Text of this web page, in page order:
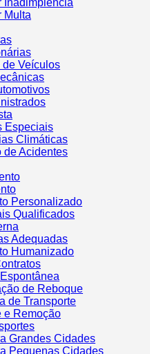
Inadimplência
Multa
de Veículos
Especiais
Climáticas
de Acidentes
Personalizado
Qualificados
Adequadas
Humanizado
de Reboque
de Transporte
e Remoção
Grandes Cidades
Pequenas Cidades